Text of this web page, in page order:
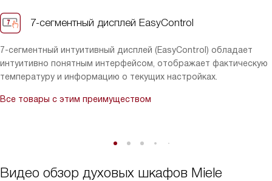
7-сегментный дисплей EasyControl
7-сегментный интуитивный дисплей (EasyControl) обладает
интуитивно понятным интерфейсом, отображает фактическую
температуру и информацию о текущих настройках.
Все товары с этим преимуществом
Видео обзор духовых шкафов Miele